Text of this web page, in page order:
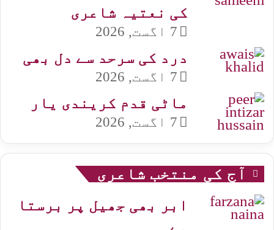
کی نعتیہ شاعری
7 اگست, 2026
درد کی سرحد سے دل بھی
7 اگست, 2026
ماٹی قدم کریندی یار
7 اگست, 2026
آج کی منتخب شاعری
ابر بھی جھیل پر برستا
ہے